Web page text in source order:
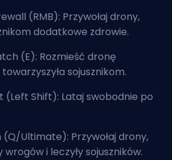
(RMB): Przywołaj drony,
dodatkowe zdrowie.
(E): Rozmieść dronę
sojusznikom.
(Left Shift): Lataj swobodnie po
(Q/Ultimate): Przywołaj drony,
i leczyły sojuszników.